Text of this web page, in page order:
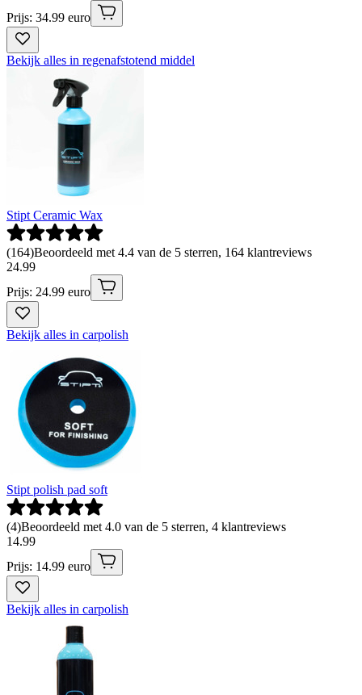
Prijs: 34.99 euro
Bekijk alles in regenafstotend middel
Stipt Ceramic Wax
(164)Beoordeeld met 4.4 van de 5 sterren, 164 klantreviews
24.99
Prijs: 24.99 euro
Bekijk alles in carpolish
Stipt polish pad soft
(4)Beoordeeld met 4.0 van de 5 sterren, 4 klantreviews
14.99
Prijs: 14.99 euro
Bekijk alles in carpolish